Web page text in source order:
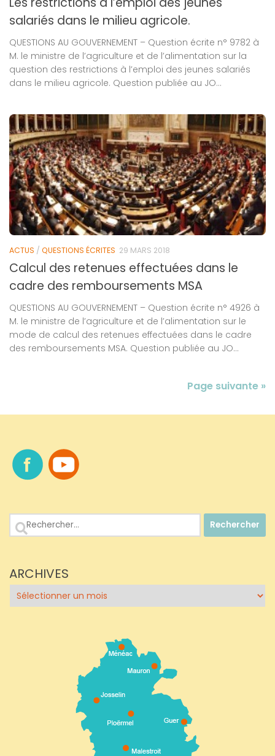
salariés dans le milieu agricole.
QUESTIONS AU GOUVERNEMENT – Question écrite n° 9782 à
M. le ministre de l’agriculture et de l’alimentation sur la
question des restrictions à l’emploi des jeunes salariés
dans le milieu agricole. Question publiée au JO...
ACTUS / QUESTIONS ÉCRITES 29 MARS 2018
Calcul des retenues effectuées dans le
cadre des remboursements MSA
QUESTIONS AU GOUVERNEMENT – Question écrite n° 4926 à
M. le ministre de l’agriculture et de l’alimentation sur le
mode de calcul des retenues effectuées dans le cadre
des remboursements MSA. Question publiée au JO...
Page suivante »
Rechercher :
ARCHIVES
Archives